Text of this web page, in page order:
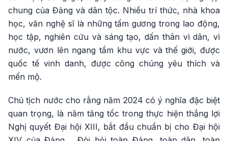
chung của Đảng và dân tộc. Nhiều trí thức, nhà khoa
học, văn nghệ sĩ là những tấm gương trong lao động,
học tập, nghiên cứu và sáng tạo, dấn thân vì dân, vì
nước, vươn lên ngang tầm khu vực và thế giới, được
quốc tế vinh danh, được công chúng yêu thích và
mến mộ.
Chủ tịch nước cho rằng năm 2024 có ý nghĩa đặc biệt
quan trọng, là năm tăng tốc trong thực hiện thắng lợi
Nghị quyết Đại hội XIII, bắt đầu chuẩn bị cho Đại hội